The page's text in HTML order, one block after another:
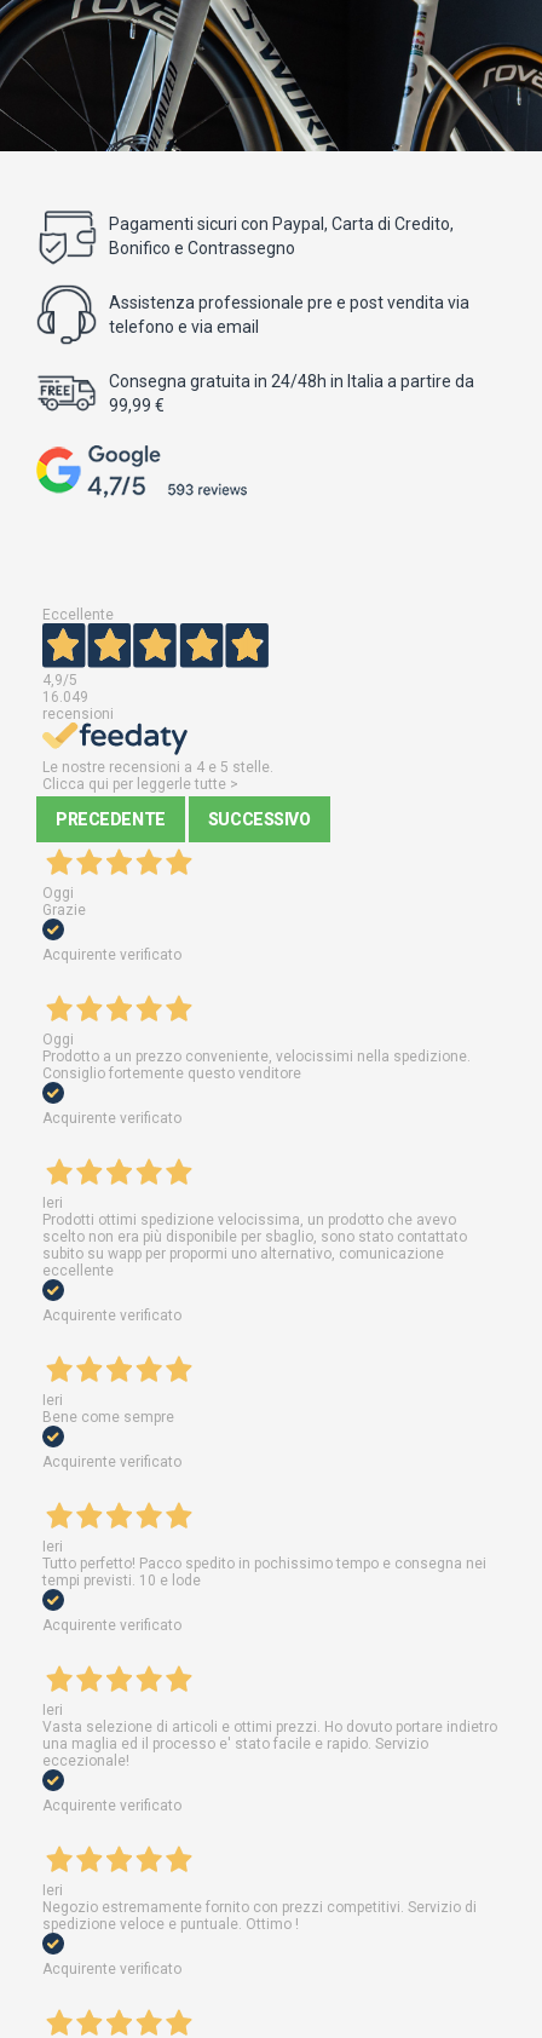
Pagamenti sicuri con Paypal, Carta di Credito,
Bonifico e Contrassegno
Assistenza professionale pre e post vendita via
telefono e via email
Consegna gratuita in 24/48h in Italia a partire da
99,99 €
Eccellente
4,9/5
16.049
recensioni
Le nostre recensioni a 4 e 5 stelle.
Clicca qui per leggerle tutte >
PRECEDENTE SUCCESSIVO
Oggi
Grazie
Acquirente verificato
Oggi
Prodotto a un prezzo conveniente, velocissimi nella spedizione.
Consiglio fortemente questo venditore
Acquirente verificato
Ieri
Prodotti ottimi spedizione velocissima, un prodotto che avevo
scelto non era più disponibile per sbaglio, sono stato contattato
subito su wapp per propormi uno alternativo, comunicazione
eccellente
Acquirente verificato
Ieri
Bene come sempre
Acquirente verificato
Ieri
Tutto perfetto! Pacco spedito in pochissimo tempo e consegna nei
tempi previsti. 10 e lode
Acquirente verificato
Ieri
Vasta selezione di articoli e ottimi prezzi. Ho dovuto portare indietro
una maglia ed il processo e' stato facile e rapido. Servizio
eccezionale!
Acquirente verificato
Ieri
Negozio estremamente fornito con prezzi competitivi. Servizio di
spedizione veloce e puntuale. Ottimo !
Acquirente verificato